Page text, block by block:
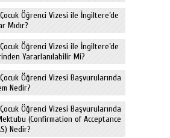
Öğrenci Vizesi ile İngiltere’de
Mıdır?
Öğrenci Vizesi ile İngiltere’de
Yararlanılabilir Mi?
Öğrenci Vizesi Başvurularında
Nedir?
Öğrenci Vizesi Başvurularında
(Confirmation of Acceptance
Nedir?